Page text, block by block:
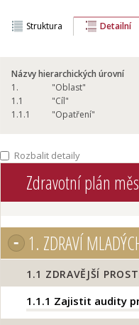
Struktura Detailní
Názvy hierarchických úrovní
1.
"Oblast"
1.1
"Cíl"
1.1.1 "Opatření"
Rozbalit detaily
Zdravotní plán
1. ZDRAVÍ
1.1 ZDRAVĚJŠÍ
1.1.1 Zajistit audity